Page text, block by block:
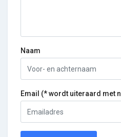
Naam
Email (* wordt uiteraard met